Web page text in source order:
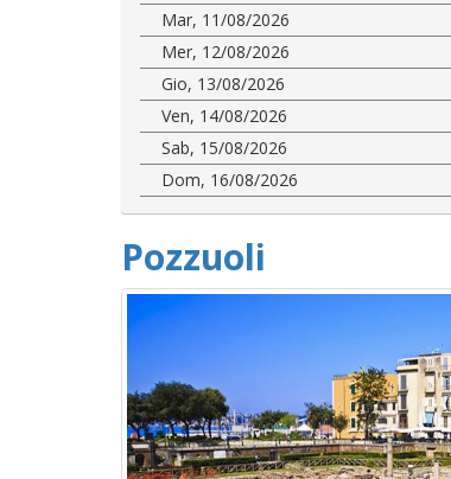
Mar, 11/08/2026
Mer, 12/08/2026
Gio, 13/08/2026
Ven, 14/08/2026
Sab, 15/08/2026
Dom, 16/08/2026
Pozzuoli